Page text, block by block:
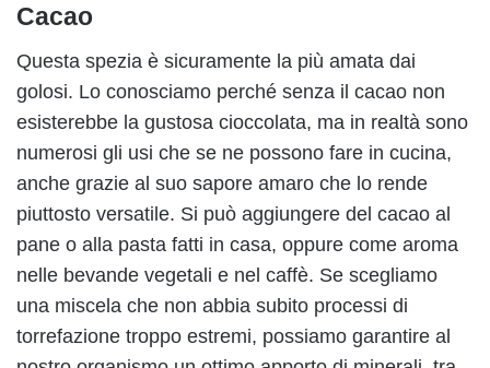
Cacao
Questa spezia è sicuramente la più amata dai
golosi. Lo conosciamo perché senza il cacao non
esisterebbe la gustosa cioccolata, ma in realtà sono
numerosi gli usi che se ne possono fare in cucina,
anche grazie al suo sapore amaro che lo rende
piuttosto versatile. Si può aggiungere del cacao al
pane o alla pasta fatti in casa, oppure come aroma
nelle bevande vegetali e nel caffè. Se scegliamo
una miscela che non abbia subito processi di
torrefazione troppo estremi, possiamo garantire al